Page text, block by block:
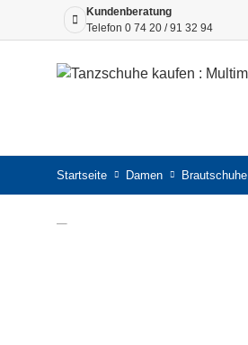
Kundenberatung
Telefon 0 74 20 / 91 32 94
Startseite Damen Brautschuhe